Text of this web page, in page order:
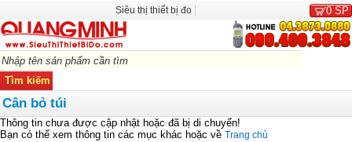
Siêu thị thiết bị đo 0 SP
Cân bỏ túi
Thông tin chưa được cập nhật hoặc đã bị di chuyển!
Bạn có thể xem thông tin các mục khác hoặc về Trang chủ